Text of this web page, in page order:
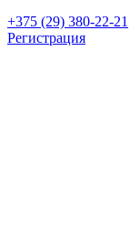
+375 (29) 380-22-21
Регистрация